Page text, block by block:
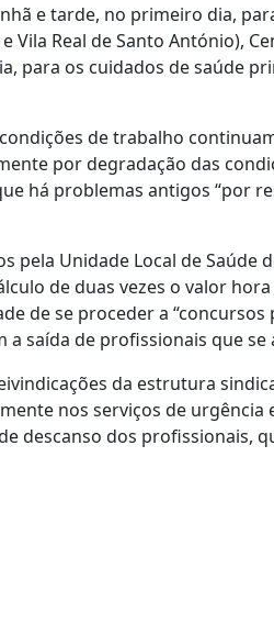
e tarde, no primeiro dia,
Vila Real de Santo António),
para os cuidados de saúde
de trabalho
por degradação das
há problemas antigos “por
pela Unidade Local de Saúde
de duas vezes o valor
de se proceder a
saída de profissionais que se
da estrutura
nos serviços de urgência
descanso dos profissionais,